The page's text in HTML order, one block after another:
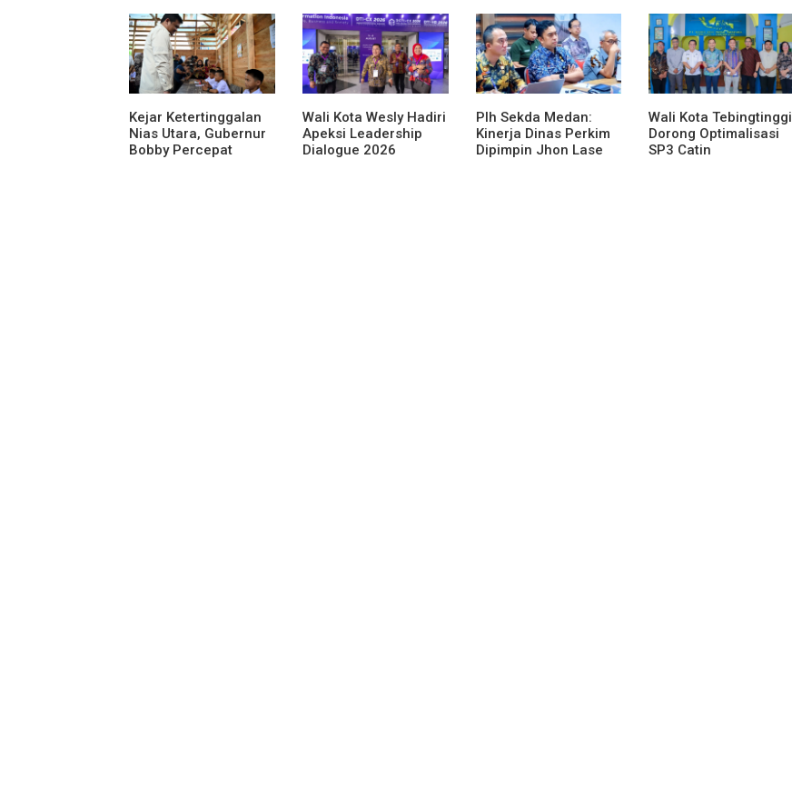
Bioskop Ria
Dibongkar
Bertanjak Jilid 7
Karya Tulis Se-Sumut
Kejar Ketertinggalan
Nias Utara, Gubernur
Bobby Percepat
Wali Kota Wesly Hadiri
Apeksi Leadership
Dialogue 2026
Plh Sekda Medan:
Kinerja Dinas Perkim
Dipimpin Jhon Lase
Wali Kota Tebingtinggi
Dorong Optimalisasi
SP3 Catin